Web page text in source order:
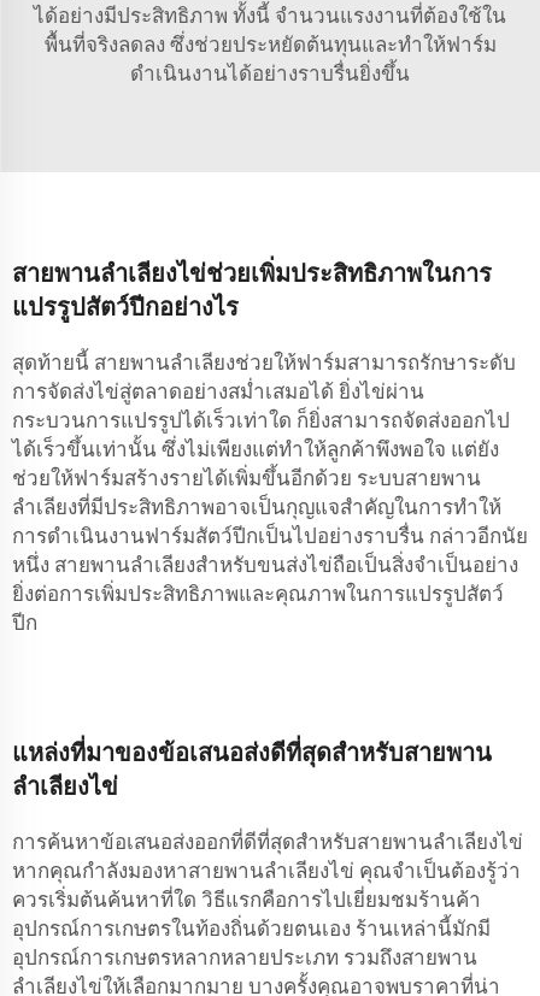
ได้อย่างมีประสิทธิภาพ ทั้งนี้ จำนวนแรงงานที่ต้องใช้ใน
พื้นที่จริงลดลง ซึ่งช่วยประหยัดต้นทุนและทำให้ฟาร์ม
ดำเนินงานได้อย่างราบรื่นยิ่งขึ้น
สายพานลำเลียงไข่ช่วยเพิ่มประสิทธิภาพในการ
แปรรูปสัตว์ปีกอย่างไร
สุดท้ายนี้ สายพานลำเลียงช่วยให้ฟาร์มสามารถรักษาระดับ
การจัดส่งไข่สู่ตลาดอย่างสม่ำเสมอได้ ยิ่งไข่ผ่าน
กระบวนการแปรรูปได้เร็วเท่าใด ก็ยิ่งสามารถจัดส่งออกไป
ได้เร็วขึ้นเท่านั้น ซึ่งไม่เพียงแต่ทำให้ลูกค้าพึงพอใจ แต่ยัง
ช่วยให้ฟาร์มสร้างรายได้เพิ่มขึ้นอีกด้วย ระบบสายพาน
ลำเลียงที่มีประสิทธิภาพอาจเป็นกุญแจสำคัญในการทำให้
การดำเนินงานฟาร์มสัตว์ปีกเป็นไปอย่างราบรื่น กล่าวอีกนัย
หนึ่ง สายพานลำเลียงสำหรับขนส่งไข่ถือเป็นสิ่งจำเป็นอย่าง
ยิ่งต่อการเพิ่มประสิทธิภาพและคุณภาพในการแปรรูปสัตว์
ปีก
แหล่งที่มาของข้อเสนอส่งดีที่สุดสำหรับสายพาน
ลำเลียงไข่
การค้นหาข้อเสนอส่งออกที่ดีที่สุดสำหรับสายพานลำเลียงไข่
หากคุณกำลังมองหาสายพานลำเลียงไข่ คุณจำเป็นต้องรู้ว่า
ควรเริ่มต้นค้นหาที่ใด วิธีแรกคือการไปเยี่ยมชมร้านค้า
อุปกรณ์การเกษตรในท้องถิ่นด้วยตนเอง ร้านเหล่านี้มักมี
อุปกรณ์การเกษตรหลากหลายประเภท รวมถึงสายพาน
ลำเลียงไข่ให้เลือกมากมาย บางครั้งคุณอาจพบราคาที่น่า